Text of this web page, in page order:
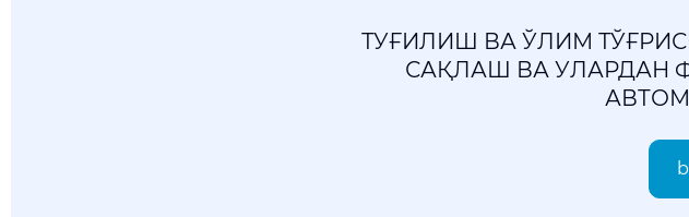
ТУҒИЛИШ ВА ЎЛИМ
САҚЛАШ ВА УЛАРДАН